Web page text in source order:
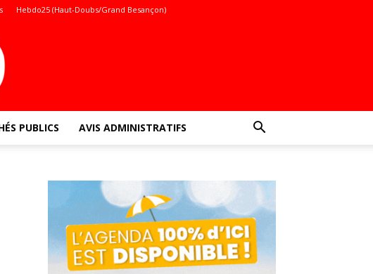
Hebdo25 (Haut-Doubs/Grand Besançon)
PUBLICS AVIS ADMINISTRATIFS